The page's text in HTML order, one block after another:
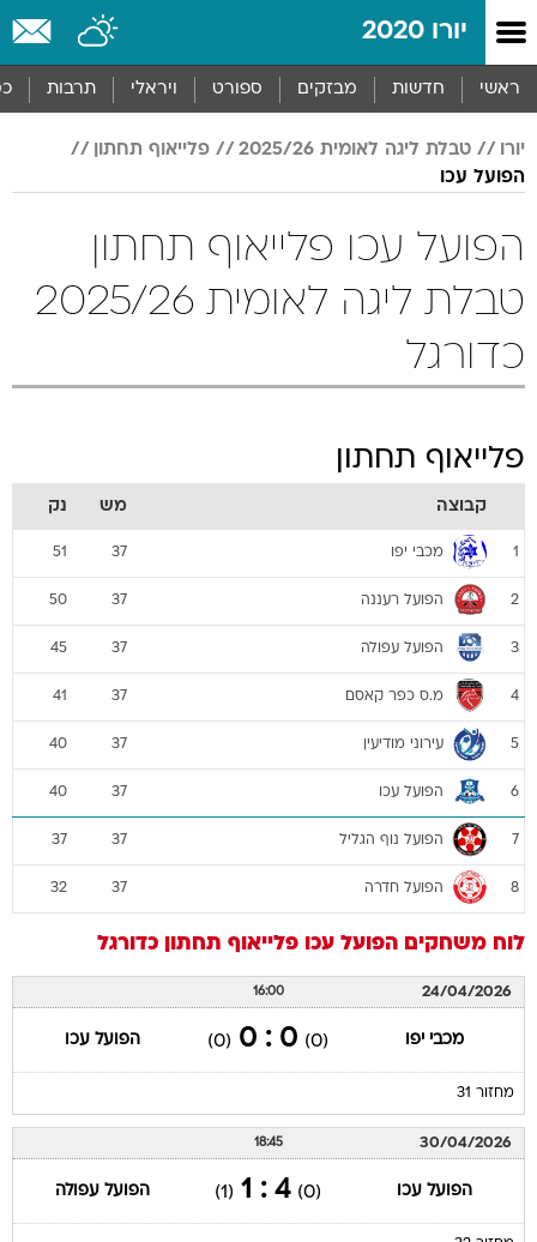
יורו 2020
ראשי חדשות מבזקים ספורט ויראלי תרבות
יורו טבלת ליגה לאומית 2025/26
פלייאוף תחתון
הפועל עכו
הפועל עכו פלייאוף תחתון
טבלת ליגה לאומית 2025/26
כדורגל
פלייאוף תחתון
קבוצה מש נק
1 מכבי יפו 37
51
2 הפועל רעננה 37
50
3 הפועל עפולה 37
45
4 מ.ס כפר קאסם 37
41
5 עירוני מודיעין 37
40
6 הפועל עכו 37
40
7 הפועל נוף הגליל 37
37
8 הפועל חדרה 37
32
לוח משחקים הפועל עכו פלייאוף תחתון כדורגל
24/04/2026
16:00
מכבי יפו (0)
0 : 0
(0) הפועל עכו
מחזור 31
30/04/2026
18:45
הפועל עכו (0)
4 : 1
(1) הפועל עפולה